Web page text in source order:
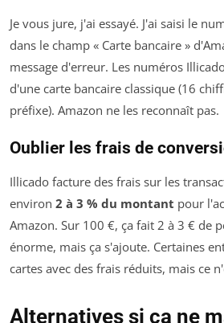
Je vous jure, j'ai essayé. J'ai saisi le
dans le champ « Carte bancaire »
message d'erreur. Les numéros
d'une carte bancaire classique (16
préfixe). Amazon ne les reconnaît pas.
Oublier les frais de
Illicado facture des frais sur les
environ 2 à 3 % du montant pour
Amazon. Sur 100 €, ça fait 2 à 3 € de
énorme, mais ça s'ajoute. Certaines
cartes avec des frais réduits, mais ce
Alternatives si ça ne